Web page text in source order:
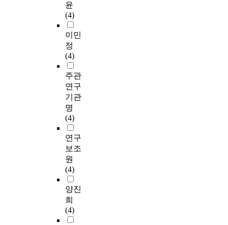
윤
(4)
이민
정
(4)
주관
연구
기관
명
(4)
연구
보조
원
(4)
양진
희
(4)